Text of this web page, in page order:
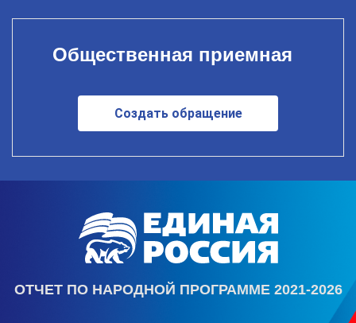
Общественная приемная
Создать обращение
ОТЧЕТ ПО НАРОДНОЙ ПРОГРАММЕ 2021-2026